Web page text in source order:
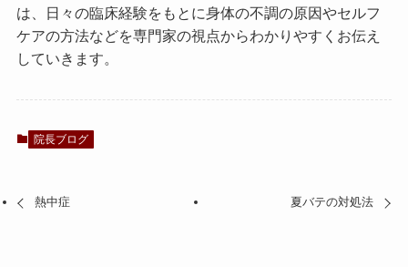
は、日々の臨床経験をもとに身体の不調の原因やセルフ
ケアの方法などを専門家の視点からわかりやすくお伝え
していきます。
院長ブログ
熱中症 夏バテの対処法